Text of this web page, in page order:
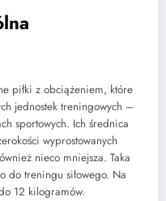
piłki z obciążeniem, które
jednostek treningowych –
sportowych. Ich średnica
wyprostowanych
nieco mniejsza. Taka
do treningu siłowego. Na
12 kilogramów.